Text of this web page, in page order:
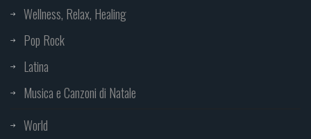
Wellness, Relax, Healing
Pop Rock
Latina
Musica e Canzoni di Natale
World